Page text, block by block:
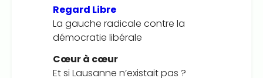
Regard Libre
La gauche radicale contre la
démocratie libérale
Cœur à cœur
Et si Lausanne n’existait pas ?